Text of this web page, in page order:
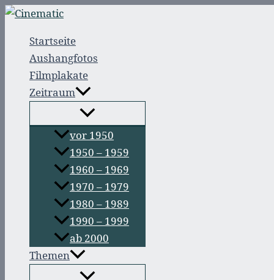
Zum
springenStartseite
Aushangfotos
Filmplakate
Zeitraum
vor 1950
1950 – 1959
1960 – 1969
1970 – 1979
1980 – 1989
1990 – 1999
ab 2000
Themen